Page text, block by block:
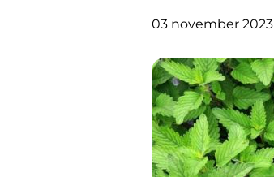
03 november 2023